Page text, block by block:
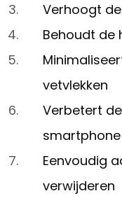
Verhoogt
Behoudt de
vetvlekken
Verbetert
smartphone
Eenvoudig
verwijderen